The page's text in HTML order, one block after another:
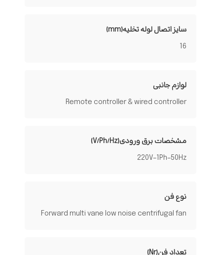
سایز اتصال لوله تخلیه(mm)
16
لوازم جانبی
Remote controller & wired controller
مشخصات برق ورودی(V/Ph/Hz)
220V-1Ph-50Hz
نوع فن
Forward multi vane low noise centrifugal fan